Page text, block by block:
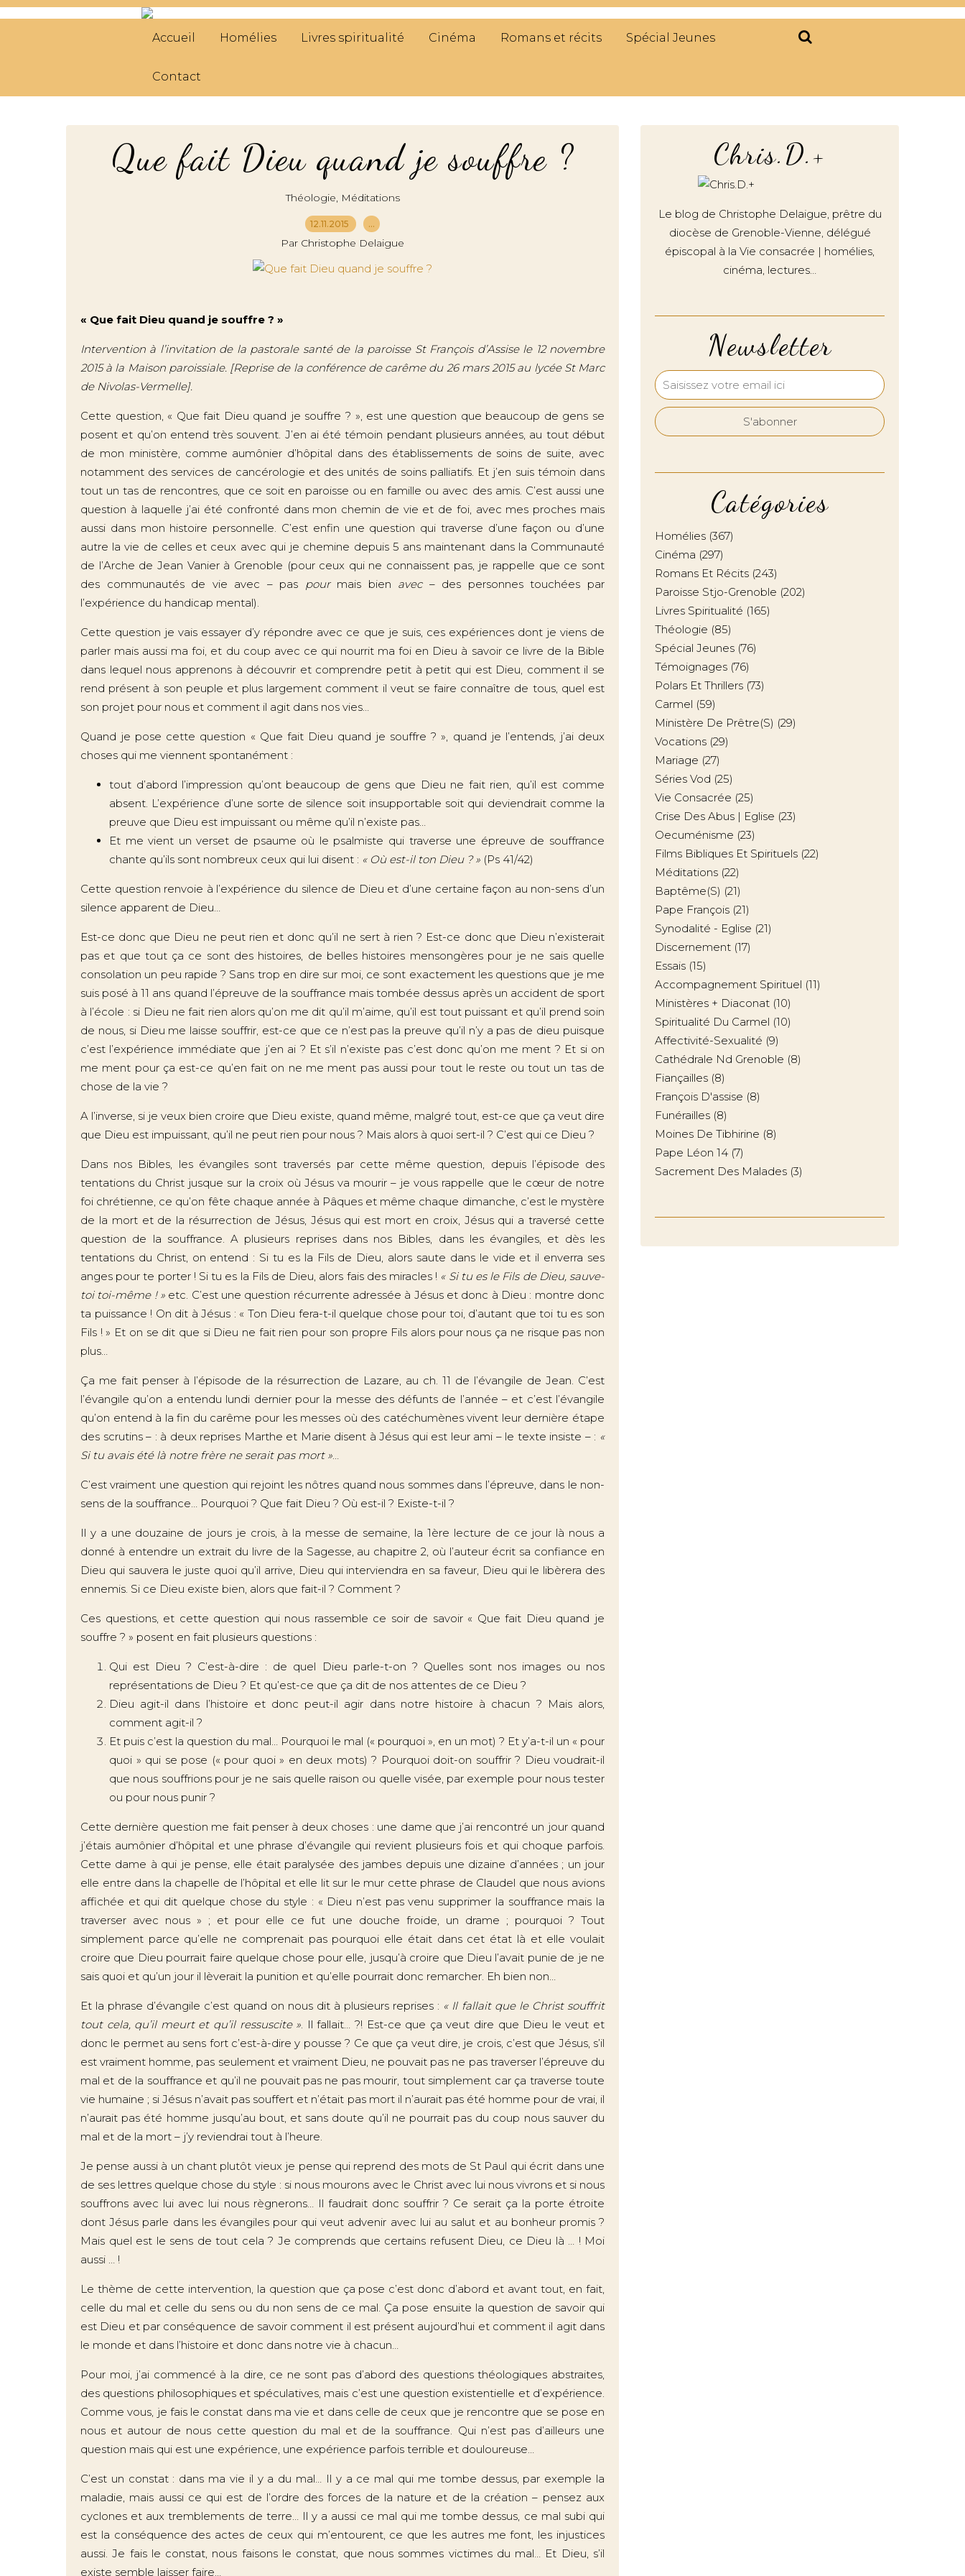
Accueil Homélies Livres spiritualité Cinéma Romans et récits Spécial Jeunes
Contact
Que fait Dieu quand je souffre ?
Théologie, Méditations
12.11.2015 …
Par Christophe Delaigue
« Que fait Dieu quand je souffre ? »
Intervention à l’invitation de la pastorale santé de la paroisse St François d’Assise le 12 novembre
2015 à la Maison paroissiale. [Reprise de la conférence de carême du 26 mars 2015 au lycée St Marc
de Nivolas-Vermelle].
Cette question, « Que fait Dieu quand je souffre ? », est une question que beaucoup de gens se
posent et qu’on entend très souvent. J’en ai été témoin pendant plusieurs années, au tout début
de mon ministère, comme aumônier d’hôpital dans des établissements de soins de suite, avec
notamment des services de cancérologie et des unités de soins palliatifs. Et j’en suis témoin dans
tout un tas de rencontres, que ce soit en paroisse ou en famille ou avec des amis. C’est aussi une
question à laquelle j’ai été confronté dans mon chemin de vie et de foi, avec mes proches mais
aussi dans mon histoire personnelle. C’est enfin une question qui traverse d’une façon ou d’une
autre la vie de celles et ceux avec qui je chemine depuis 5 ans maintenant dans la Communauté
de l’Arche de Jean Vanier à Grenoble (pour ceux qui ne connaissent pas, je rappelle que ce sont
des communautés de vie avec – pas pourmais bien avec– des personnes touchées par
l’expérience du handicap mental).
Cette question je vais essayer d’y répondre avec ce que je suis, ces expériences dont je viens de
parler mais aussi ma foi, et du coup avec ce qui nourrit ma foi en Dieu à savoir ce livre de la Bible
dans lequel nous apprenons à découvrir et comprendre petit à petit qui est Dieu, comment il se
rend présent à son peuple et plus largement comment il veut se faire connaître de tous, quel est
son projet pour nous et comment il agit dans nos vies…
Quand je pose cette question « Que fait Dieu quand je souffre ? », quand je l’entends, j’ai deux
choses qui me viennent spontanément :
tout d’abord l’impression qu’ont beaucoup de gens que Dieu ne fait rien, qu’il est comme
absent. L’expérience d’une sorte de silence soit insupportable soit qui deviendrait comme la
preuve que Dieu est impuissant ou même qu’il n’existe pas…
Et me vient un verset de psaume où le psalmiste qui traverse une épreuve de souffrance
chante qu’ils sont nombreux ceux qui lui disent : « Où est-il ton Dieu ? » (Ps 41/42)
Cette question renvoie à l’expérience du silence de Dieu et d’une certaine façon au non-sens d’un
silence apparent de Dieu…
Est-ce donc que Dieu ne peut rien et donc qu’il ne sert à rien ? Est-ce donc que Dieu n’existerait
pas et que tout ça ce sont des histoires, de belles histoires mensongères pour je ne sais quelle
consolation un peu rapide ? Sans trop en dire sur moi, ce sont exactement les questions que je me
suis posé à 11 ans quand l’épreuve de la souffrance mais tombée dessus après un accident de sport
à l’école : si Dieu ne fait rien alors qu’on me dit qu’il m’aime, qu’il est tout puissant et qu’il prend soin
de nous, si Dieu me laisse souffrir, est-ce que ce n’est pas la preuve qu’il n’y a pas de dieu puisque
c’est l’expérience immédiate que j’en ai ? Et s’il n’existe pas c’est donc qu’on me ment ? Et si on
me ment pour ça est-ce qu’en fait on ne me ment pas aussi pour tout le reste ou tout un tas de
chose de la vie ?
A l’inverse, si je veux bien croire que Dieu existe, quand même, malgré tout, est-ce que ça veut dire
que Dieu est impuissant, qu’il ne peut rien pour nous ? Mais alors à quoi sert-il ? C’est qui ce Dieu ?
Dans nos Bibles, les évangiles sont traversés par cette même question, depuis l’épisode des
tentations du Christ jusque sur la croix où Jésus va mourir – je vous rappelle que le cœur de notre
foi chrétienne, ce qu’on fête chaque année à Pâques et même chaque dimanche, c’est le mystère
de la mort et de la résurrection de Jésus, Jésus qui est mort en croix, Jésus qui a traversé cette
question de la souffrance. A plusieurs reprises dans nos Bibles, dans les évangiles, et dès les
tentations du Christ, on entend : Si tu es la Fils de Dieu, alors saute dans le vide et il enverra ses
anges pour te porter ! Si tu es la Fils de Dieu, alors fais des miracles ! « Si tu es le Fils de Dieu, sauve-
toi toi-même ! » etc. C’est une question récurrente adressée à Jésus et donc à Dieu : montre donc
ta puissance ! On dit à Jésus : « Ton Dieu fera-t-il quelque chose pour toi, d’autant que toi tu es son
Fils ! » Et on se dit que si Dieu ne fait rien pour son propre Fils alors pour nous ça ne risque pas non
plus…
Ça me fait penser à l’épisode de la résurrection de Lazare, au ch. 11 de l’évangile de Jean. C’est
l’évangile qu’on a entendu lundi dernier pour la messe des défunts de l’année – et c’est l’évangile
qu’on entend à la fin du carême pour les messes où des catéchumènes vivent leur dernière étape
des scrutins – : à deux reprises Marthe et Marie disent à Jésus qui est leur ami – le texte insiste – : «
Si tu avais été là notre frère ne serait pas mort »…
C’est vraiment une question qui rejoint les nôtres quand nous sommes dans l’épreuve, dans le non-
sens de la souffrance… Pourquoi ? Que fait Dieu ? Où est-il ? Existe-t-il ?
Il y a une douzaine de jours je crois, à la messe de semaine, la 1ère lecture de ce jour là nous a
donné à entendre un extrait du livre de la Sagesse, au chapitre 2, où l’auteur écrit sa confiance en
Dieu qui sauvera le juste quoi qu’il arrive, Dieu qui interviendra en sa faveur, Dieu qui le libèrera des
ennemis. Si ce Dieu existe bien, alors que fait-il ? Comment ?
Ces questions, et cette question qui nous rassemble ce soir de savoir « Que fait Dieu quand je
souffre ? » posent en fait plusieurs questions :
Qui est Dieu ? C’est-à-dire : de quel Dieu parle-t-on ? Quelles sont nos images ou nos
représentations de Dieu ? Et qu’est-ce que ça dit de nos attentes de ce Dieu ?
Dieu agit-il dans l’histoire et donc peut-il agir dans notre histoire à chacun ? Mais alors,
comment agit-il ?
Et puis c’est la question du mal… Pourquoi le mal (« pourquoi », en un mot) ? Et y’a-t-il un « pour
quoi » qui se pose (« pour quoi » en deux mots) ? Pourquoi doit-on souffrir ? Dieu voudrait-il
que nous souffrions pour je ne sais quelle raison ou quelle visée, par exemple pour nous tester
ou pour nous punir ?
Cette dernière question me fait penser à deux choses : une dame que j’ai rencontré un jour quand
j’étais aumônier d’hôpital et une phrase d’évangile qui revient plusieurs fois et qui choque parfois.
Cette dame à qui je pense, elle était paralysée des jambes depuis une dizaine d’années ; un jour
elle entre dans la chapelle de l’hôpital et elle lit sur le mur cette phrase de Claudel que nous avions
affichée et qui dit quelque chose du style : « Dieu n’est pas venu supprimer la souffrance mais la
traverser avec nous » ; et pour elle ce fut une douche froide, un drame ; pourquoi ? Tout
simplement parce qu’elle ne comprenait pas pourquoi elle était dans cet état là et elle voulait
croire que Dieu pourrait faire quelque chose pour elle, jusqu’à croire que Dieu l’avait punie de je ne
sais quoi et qu’un jour il lèverait la punition et qu’elle pourrait donc remarcher. Eh bien non…
Et la phrase d’évangile c’est quand on nous dit à plusieurs reprises : « Il fallait que le Christ souffrit
tout cela, qu’il meurt et qu’il ressuscite ». Il fallait… ?! Est-ce que ça veut dire que Dieu le veut et
donc le permet au sens fort c’est-à-dire y pousse ? Ce que ça veut dire, je crois, c’est que Jésus, s’il
est vraiment homme, pas seulement et vraiment Dieu, ne pouvait pas ne pas traverser l’épreuve du
mal et de la souffrance et qu’il ne pouvait pas ne pas mourir, tout simplement car ça traverse toute
vie humaine ; si Jésus n’avait pas souffert et n’était pas mort il n’aurait pas été homme pour de vrai, il
n’aurait pas été homme jusqu’au bout, et sans doute qu’il ne pourrait pas du coup nous sauver du
mal et de la mort – j’y reviendrai tout à l’heure.
Je pense aussi à un chant plutôt vieux je pense qui reprend des mots de St Paul qui écrit dans une
de ses lettres quelque chose du style : si nous mourons avec le Christ avec lui nous vivrons et si nous
souffrons avec lui avec lui nous règnerons… Il faudrait donc souffrir ? Ce serait ça la porte étroite
dont Jésus parle dans les évangiles pour qui veut advenir avec lui au salut et au bonheur promis ?
Mais quel est le sens de tout cela ? Je comprends que certains refusent Dieu, ce Dieu là … ! Moi
aussi … !
Le thème de cette intervention, la question que ça pose c’est donc d’abord et avant tout, en fait,
celle du mal et celle du sens ou du non sens de ce mal. Ça pose ensuite la question de savoir qui
est Dieu et par conséquence de savoir comment il est présent aujourd’hui et comment il agit dans
le monde et dans l’histoire et donc dans notre vie à chacun…
Pour moi, j’ai commencé à la dire, ce ne sont pas d’abord des questions théologiques abstraites,
des questions philosophiques et spéculatives, mais c’est une question existentielle et d’expérience.
Comme vous, je fais le constat dans ma vie et dans celle de ceux que je rencontre que se pose en
nous et autour de nous cette question du mal et de la souffrance. Qui n’est pas d’ailleurs une
question mais qui est une expérience, une expérience parfois terrible et douloureuse…
C’est un constat : dans ma vie il y a du mal… Il y a ce mal qui me tombe dessus, par exemple la
maladie, mais aussi ce qui est de l’ordre des forces de la nature et de la création – pensez aux
cyclones et aux tremblements de terre… Il y a aussi ce mal qui me tombe dessus, ce mal subi qui
est la conséquence des actes de ceux qui m’entourent, ce que les autres me font, les injustices
aussi. Je fais le constat, nous faisons le constat, que nous sommes victimes du mal… Et Dieu, s’il
existe semble laisser faire…
Newsletter
Catégories
Homélies (367)
Cinéma (297)
Romans Et Récits (243)
Paroisse Stjo-Grenoble (202)
Livres Spiritualité (165)
Théologie (85)
Spécial Jeunes (76)
Témoignages (76)
Polars Et Thrillers (73)
Carmel (59)
Ministère De Prêtre(s) (29)
Vocations (29)
Mariage (27)
Séries Vod (25)
Vie Consacrée (25)
Crise Des Abus | Eglise (23)
Oecuménisme (23)
Films Bibliques Et Spirituels (22)
Méditations (22)
Baptême(s) (21)
Pape François (21)
Synodalité - Eglise (21)
Discernement (17)
Essais (15)
Accompagnement Spirituel (11)
Ministères + Diaconat (10)
Spiritualité Du Carmel (10)
Affectivité-Sexualité (9)
Cathédrale Nd Grenoble (8)
Fiançailles (8)
François D'assise (8)
Funérailles (8)
Moines De Tibhirine (8)
Pape Léon 14 (7)
Sacrement Des Malades (3)
Chris.D.+
Le blog de Christophe Delaigue, prêtre du
diocèse de Grenoble-Vienne, délégué
épiscopal à la Vie consacrée | homélies,
cinéma, lectures…